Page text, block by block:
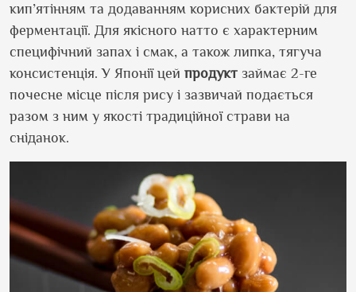
кип’ятінням та додаванням корисних бактерій для
ферментації. Для якісного натто є характерним
специфічний запах і смак, а також липка, тягуча
консистенція. У Японії цей продукт займає 2-ге
почесне місце після рису і зазвичай подається
разом з ним у якості традиційної страви на
сніданок.